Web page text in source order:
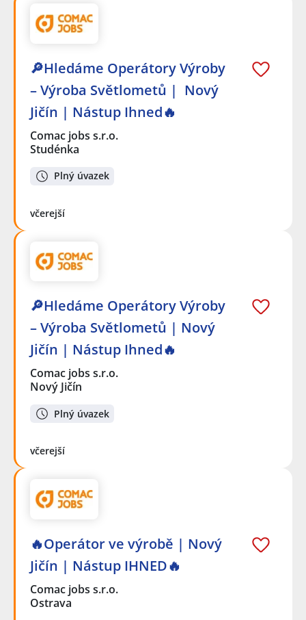
🔎Hledáme Operátory Výroby
– Výroba Světlometů | Nový
Jičín | Nástup Ihned🔥
Comac jobs s.r.o.
Studénka
Plný úvazek
včerejší
🔎Hledáme Operátory Výroby
– Výroba Světlometů | Nový
Jičín | Nástup Ihned🔥
Comac jobs s.r.o.
Nový Jičín
Plný úvazek
včerejší
🔥Operátor ve výrobě | Nový
Jičín | Nástup IHNED🔥
Comac jobs s.r.o.
Ostrava